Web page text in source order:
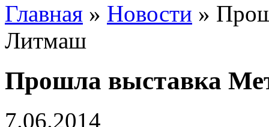
Главная » Новости »
Литмаш
Прошла выставка
7.06.2014